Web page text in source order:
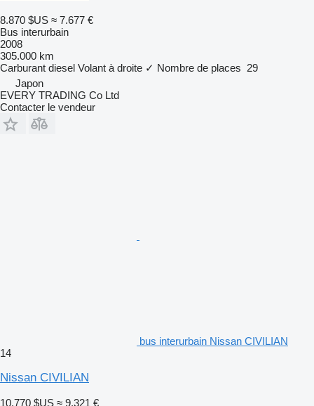
8.870 $US ≈ 7.677 €
Bus interurbain
2008
305.000 km
Carburant diesel Volant à droite ✓ Nombre de places 29
Japon
EVERY TRADING Co Ltd
Contacter le vendeur
bus interurbain Nissan CIVILIAN
14
Nissan CIVILIAN
10.770 $US ≈ 9.321 €